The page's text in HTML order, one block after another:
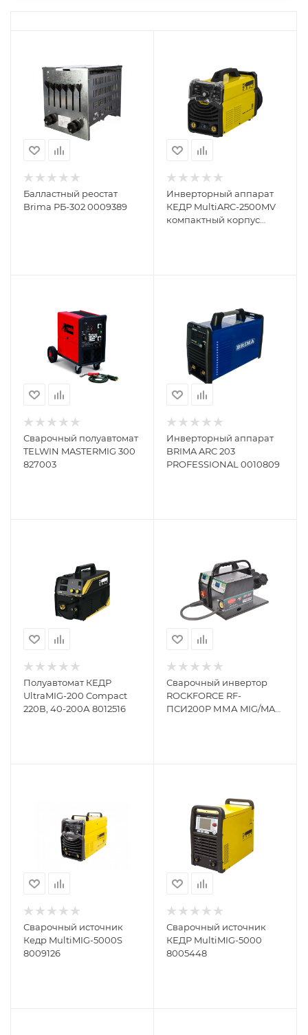
Балластный реостат
Brima РБ-302 0009389
Инверторный аппарат
КЕДР MultiARC-2500MV
компактный корпус
Сварочный полуавтомат
TELWIN MASTERMIG 300
827003
Инверторный аппарат
BRIMA ARC 203
PROFESSIONAL 0010809
Полуавтомат КЕДР
UltraMIG-200 Compact
220В, 40-200А 8012516
Сварочный инвертор
ROCKFORCE RF-
ПСИ200P ММА MIG/MAG
Сварочный источник
Кедр MultiMIG-5000S
8009126
Сварочный источник
КЕДР MultiMIG-5000
8005448